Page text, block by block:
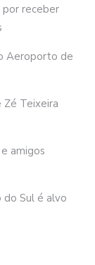
receber
Aeroporto de
Teixeira
amigos
do Sul é alvo